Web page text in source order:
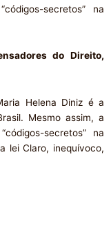
secretos” na
do Direito,
Helena Diniz é a
Mesmo assim, a
secretos” na
lei Claro, inequívoco,